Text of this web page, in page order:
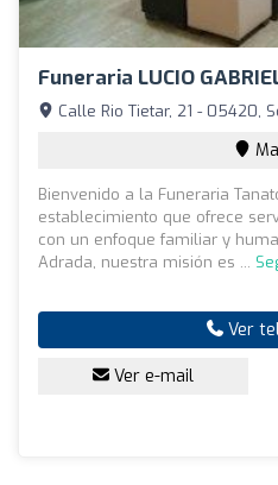
Funeraria LUCIO
Calle Rio Tietar, 21 - 05420,
Bienvenido a la Funeraria
establecimiento que ofrece
con un enfoque familiar y
Adrada, nuestra misión es ...
Ver
Ver e-mail